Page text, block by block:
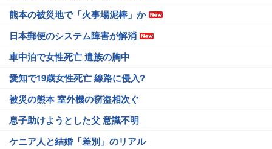
熊本の被災地で「火事場泥棒」か
日本郵便のシステム障害が解消
車中泊で女性死亡 遺族の胸中
愛知で19歳女性死亡 線路に侵入?
被災の熊本 室外機の窃盗相次ぐ
息子助けようとした父 意識不明
ケニア人と結婚「差別」のリアル